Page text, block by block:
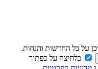
על כל החדשות והנחות.
בלחיצה על כפתור